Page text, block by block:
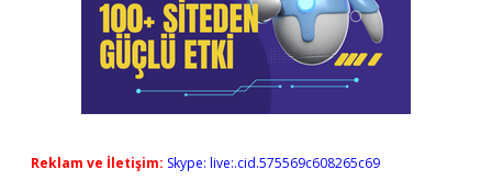
Reklam ve İletişim: Skype: live:.cid.575569c608265c69